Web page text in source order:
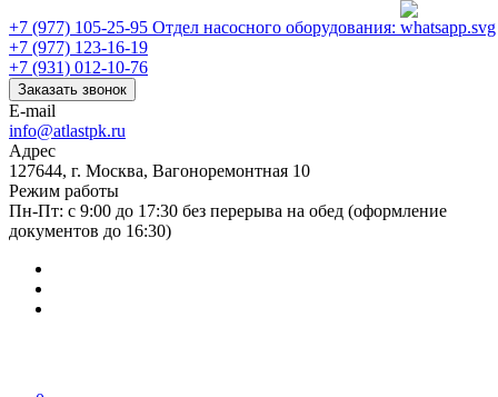
+7 (977) 105-25-95 Отдел насосного оборудования:
+7 (977) 123-16-19
+7 (931) 012-10-76
Заказать звонок
E-mail
info@atlastpk.ru
Адрес
127644, г. Москва, Вагоноремонтная 10
Режим работы
Пн-Пт: с 9:00 до 17:30 без перерыва на обед (оформление
документов до 16:30)